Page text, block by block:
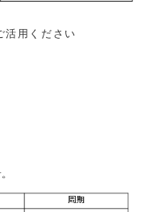
活用ください